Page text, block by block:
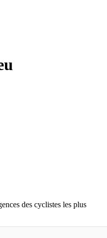
des cyclistes les plus